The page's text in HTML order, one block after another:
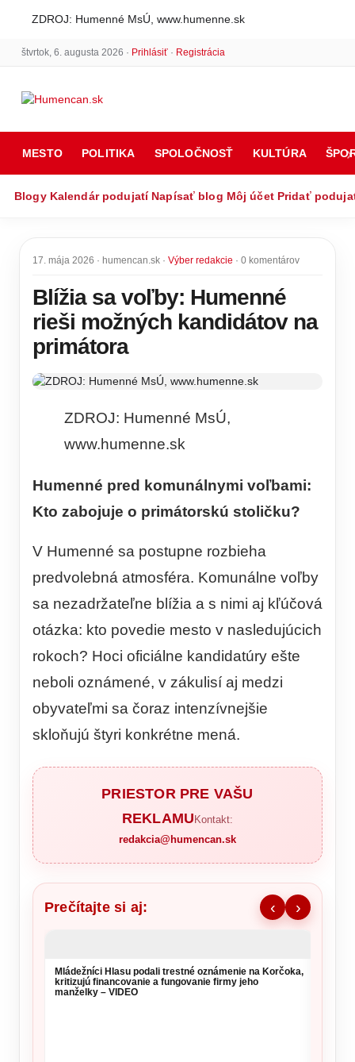
ZDROJ: Humenné MsÚ, www.humenne.sk
štvrtok, 6. augusta 2026 · Prihlásiť· Registrácia
MESTO POLITIKA SPOLOČNOSŤ KULTÚRA
Blogy Kalendár podujatí Napísať blog Môj účet Pridať
17. mája 2026 · humencan.sk · Výber redakcie · 0 komentárov
Blížia sa voľby: Humenné
rieši možných kandidátov na
primátora
ZDROJ: Humenné MsÚ,
www.humenne.sk
Humenné pred komunálnymi voľbami:
Kto zabojuje o primátorskú stoličku?
V Humenné sa postupne rozbieha
predvolebná atmosféra. Komunálne voľby
sa nezadržateľne blížia a s nimi aj kľúčová
otázka: kto povedie mesto v nasledujúcich
rokoch? Hoci oficiálne kandidatúry ešte
neboli oznámené, v zákulisí aj medzi
obyvateľmi sa čoraz intenzívnejšie
skloňujú štyri konkrétne mená.
PRIESTOR PRE VAŠU
REKLAMU Kontakt:
redakcia@humencan.sk
Prečítajte si aj: ‹ ›
Mládežníci Hlasu podali trestné oznámenie na Korčoka,
kritizujú financovanie a fungovanie firmy jeho
manželky – VIDEO